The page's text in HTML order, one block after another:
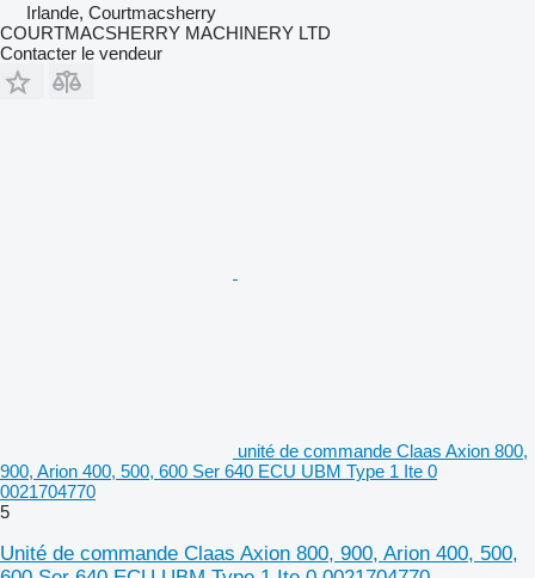
Irlande, Courtmacsherry
COURTMACSHERRY MACHINERY LTD
Contacter le vendeur
unité de commande Claas Axion 800,
900, Arion 400, 500, 600 Ser 640 ECU UBM Type 1 Ite 0
0021704770
5
Unité de commande Claas Axion 800, 900, Arion 400, 500,